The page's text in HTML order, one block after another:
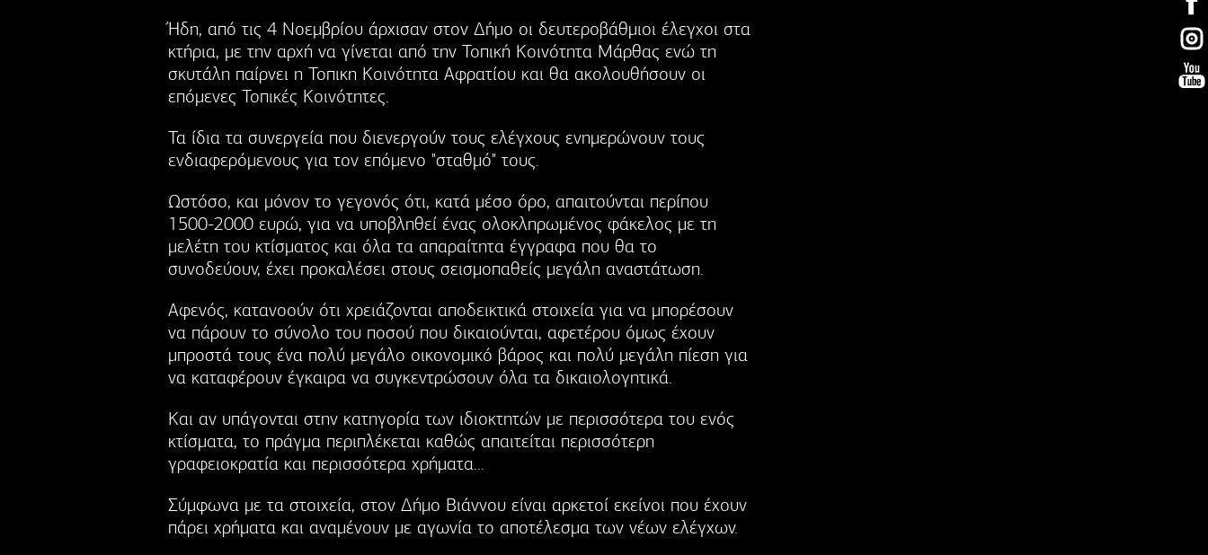
Ήδη, από τις 4 Νοεμβρίου άρχισαν στον Δήμο οι δευτεροβάθμιοι έλεγχοι στα
κτήρια, με την αρχή να γίνεται από την Τοπική Κοινότητα Μάρθας ενώ τη
σκυτάλη παίρνει η Τοπικη Κοινότητα Αφρατίου και θα ακολουθήσουν οι
επόμενες Τοπικές Κοινότητες.
Τα ίδια τα συνεργεία που διενεργούν τους ελέγχους ενημερώνουν τους
ενδιαφερόμενους για τον επόμενο "σταθμό" τους.
Ωστόσο, και μόνον το γεγονός ότι, κατά μέσο όρο, απαιτούνται περίπου
1500-2000 ευρώ, για να υποβληθεί ένας ολοκληρωμένος φάκελος με τη
μελέτη του κτίσματος και όλα τα απαραίτητα έγγραφα που θα το
συνοδεύουν, έχει προκαλέσει στους σεισμοπαθείς μεγάλη αναστάτωση.
Αφενός, κατανοούν ότι χρειάζονται αποδεικτικά στοιχεία για να μπορέσουν
να πάρουν το σύνολο του ποσού που δικαιούνται, αφετέρου όμως έχουν
μπροστά τους ένα πολύ μεγάλο οικονομικό βάρος και πολύ μεγάλη πίεση για
να καταφέρουν έγκαιρα να συγκεντρώσουν όλα τα δικαιολογητικά.
Και αν υπάγονται στην κατηγορία των ιδιοκτητών με περισσότερα του ενός
κτίσματα, το πράγμα περιπλέκεται καθώς απαιτείται περισσότερη
γραφειοκρατία και περισσότερα χρήματα...
Σύμφωνα με τα στοιχεία, στον Δήμο Βιάννου είναι αρκετοί εκείνοι που έχουν
πάρει χρήματα και αναμένουν με αγωνία το αποτέλεσμα των νέων ελέγχων.